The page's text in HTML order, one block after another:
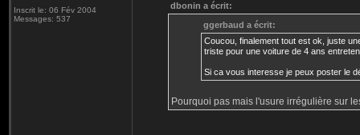
Inscrit le: 06 Fév 2004
Messages: 537
dbonin a écrit:
ggerbaud a écrit:
Coucou, finalement tout est ok, juste
triste pour une voiture de 4 ans
Si ca vous interesse je peux poster le
Pourquoi pas mais l'usure irrégulière sur